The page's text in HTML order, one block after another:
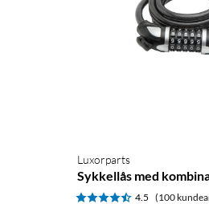
Luxorparts
Sykkellås med
4.5 (100